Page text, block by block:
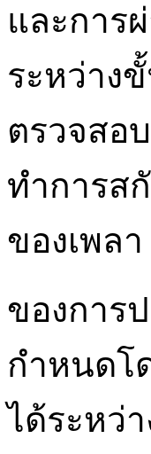
และการ
ระหว่าง
ตรวจสอ
ทำการส
ของเพล
ของการ
กำหนดโ
ได้ระหว่